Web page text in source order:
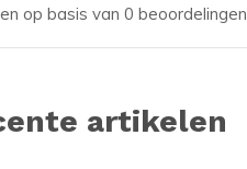
op basis van 0 beoordelingen
artikelen